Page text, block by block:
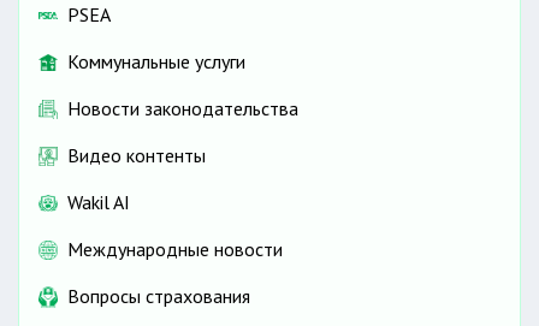
PSEA
Коммунальные услуги
Новости законодательства
Видео контенты
Wakil AI
Международные новости
Вопросы страхования